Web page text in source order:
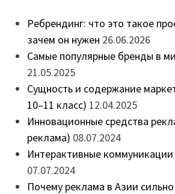
Ребрендинг: что это такое
зачем он нужен 26.06.2026
Самые популярные бренды в
21.05.2025
Сущность и содержание
10–11 класс) 12.04.2025
Инновационные средства
реклама) 08.07.2024
Интерактивные
07.07.2024
Почему реклама в Азии